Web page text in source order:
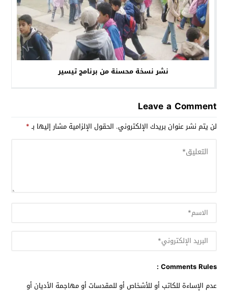
نشر نسخة محسنة من برنامج تيسير
Leave a Comment
لن يتم نشر عنوان بريدك الإلكتروني. الحقول الإلزامية مشار إليها بـ*
Comments Rules :
عدم الإساءة للكاتب أو للأشخاص أو للمقدسات أو مهاجمة الأديان أو